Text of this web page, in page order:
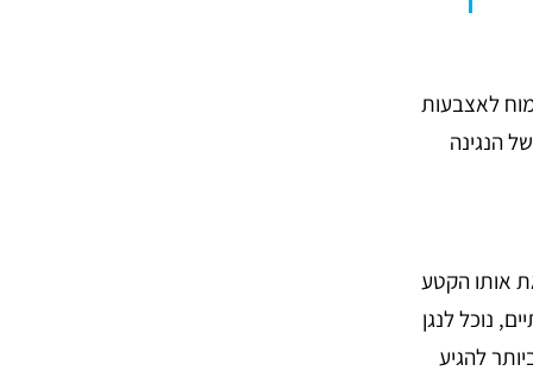
לאצבעות
הנגינה
אותו הקטע
נוכל לנגן
להגיע